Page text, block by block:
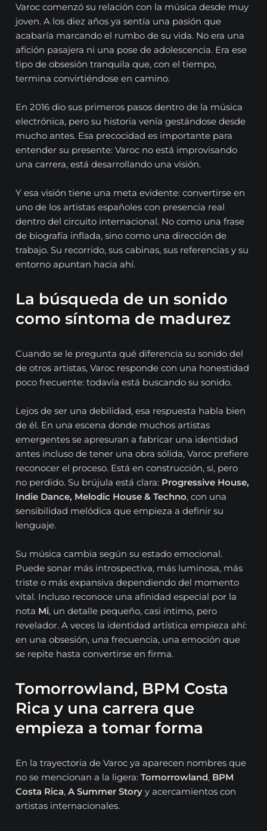
Varoc comenzó su relación con la música desde muy
joven. A los diez años ya sentía una pasión que
acabaría marcando el rumbo de su vida. No era una
afición pasajera ni una pose de adolescencia. Era ese
tipo de obsesión tranquila que, con el tiempo,
termina convirtiéndose en camino.
En 2016 dio sus primeros pasos dentro de la música
electrónica, pero su historia venía gestándose desde
mucho antes. Esa precocidad es importante para
entender su presente: Varoc no está improvisando
una carrera, está desarrollando una visión.
Y esa visión tiene una meta evidente: convertirse en
uno de los artistas españoles con presencia real
dentro del circuito internacional. No como una frase
de biografía inflada, sino como una dirección de
trabajo. Su recorrido, sus cabinas, sus referencias y su
entorno apuntan hacia ahí.
La búsqueda de un sonido
como síntoma de madurez
Cuando se le pregunta qué diferencia su sonido del
de otros artistas, Varoc responde con una honestidad
poco frecuente: todavía está buscando su sonido.
Lejos de ser una debilidad, esa respuesta habla bien
de él. En una escena donde muchos artistas
emergentes se apresuran a fabricar una identidad
antes incluso de tener una obra sólida, Varoc prefiere
reconocer el proceso. Está en construcción, sí, pero
no perdido. Su brújula está clara: Progressive House,
Indie Dance, Melodic House & Techno, con una
sensibilidad melódica que empieza a definir su
lenguaje.
Su música cambia según su estado emocional.
Puede sonar más introspectiva, más luminosa, más
triste o más expansiva dependiendo del momento
vital. Incluso reconoce una afinidad especial por la
nota Mi, un detalle pequeño, casi íntimo, pero
revelador. A veces la identidad artística empieza ahí:
en una obsesión, una frecuencia, una emoción que
se repite hasta convertirse en firma.
Tomorrowland, BPM Costa
Rica y una carrera que
empieza a tomar forma
En la trayectoria de Varoc ya aparecen nombres que
no se mencionan a la ligera:Tomorrowland, BPM
Costa Rica,A Summer Story y acercamientos con
artistas internacionales.